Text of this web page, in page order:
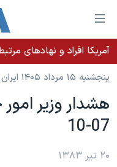
لینکهای
قابل
دسترسی
جهش
محتوای
اصلی
به
خانه
نسخه سبک وب‌سایت
موضوع ها
ایران
آمریکا
برنامه های تلویزیونی
جدول برنامه ها
پنجشنبه ۱۵ مرداد ۱۴۰۵ ایران ۲۱:۱۸
07-10
۲۰ تیر ۱۳۸۳